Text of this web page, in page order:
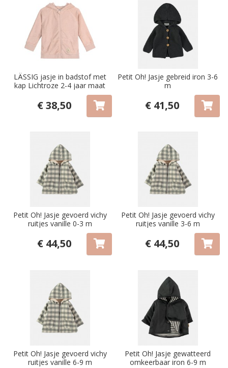
LÄSSIG jasje in badstof met
kap Lichtroze 2-4 jaar maat
€ 38,50
Petit Oh! Jasje gebreid iron 3-6
m
€ 41,50
Petit Oh! Jasje gevoerd vichy
ruitjes vanille 0-3 m
€ 44,50
Petit Oh! Jasje gevoerd vichy
ruitjes vanille 3-6 m
€ 44,50
Petit Oh! Jasje gevoerd vichy
ruitjes vanille 6-9 m
Petit Oh! Jasje gewatteerd
omkeerbaar iron 6-9 m